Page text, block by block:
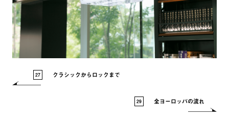
27 クラシックからロックまで
29 全ヨーロッパの流れ